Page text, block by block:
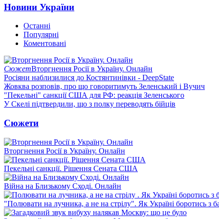
Новини України
Останні
Популярні
Коментовані
СюжетВторгнення Росії в Україну. Онлайн
Росіяни наблизилися до Костянтинівки - DeepState
Жовква розповів, про що говоритимуть Зеленський і Вучич
"Пекельні" санкції США для РФ: реакція Зеленського
У Скелі підтвердили, що з полку переводять бійців
Сюжети
Вторгнення Росії в Україну. Онлайн
Пекельні санкції. Рішення Сената США
Війна на Близькому Сході. Онлайн
"Полювати на лучника, а не на стрілу". Як Україні боротись з